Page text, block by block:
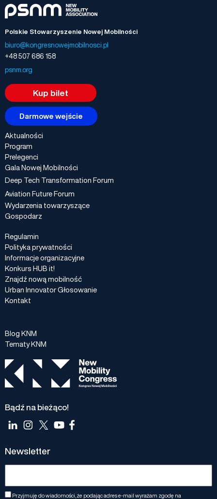
Polskie Stowarzyszenie Nowej Mobilności
biuro@kongresnowejmobilnosci.pl
+48 507 686 158
psnm.org
Kup bilet
Darmowe wejście
Aktualności
Program
Prelegenci
Gala Nowej Mobilności
Deep Tech Transformation Forum
Aviation Future Forum
Wydarzenia towarzyszące
Gospodarz
Regulamin
Polityka prywatności
Informacje organizacyjne
Konkurs HUB it!
Znajdź nową mobilność
Urban Innovator Głosowanie
Kontakt
Blog KNM
Tematy KNM
Bądź na bieżąco!
Newsletter
Przyjmuję do wiadomości, że podając adres e-mail wyrażam zgodę na